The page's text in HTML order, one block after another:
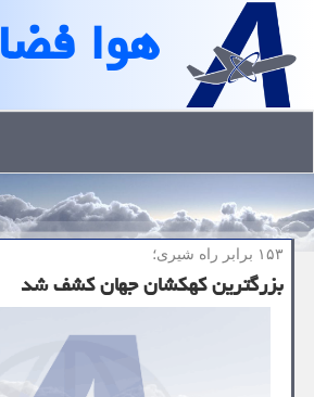
هوا فضا
۱۵۳ برابر راه شیری؛
بزرگترین کهکشان جهان کشف شد